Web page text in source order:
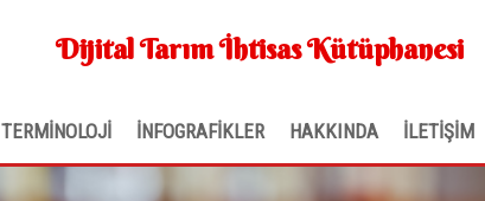
Dijital Tarım İhtisas Kütüphanesi
TERMİNOLOJİ İNFOGRAFİKLER HAKKINDA İLETİŞİM